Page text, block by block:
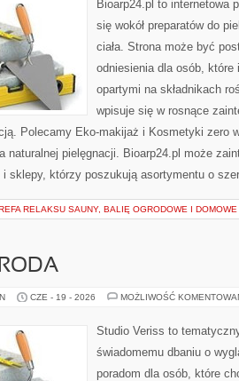
Bioarp24.pl to internetowa
się wokół preparatów do
ciała. Strona może być
odniesienia dla osób,
opartymi na składnikach
wpisuje się w rosnące
Polecamy Eko-makijaż i Kosmetyki zero
naturalnej pielęgnacji. Bioarp24.pl może
i sklepy, którzy poszukują asortymentu o
RELAKSU SAUNY, BALIĘ OGRODOWE I DOMOWE
CZE - 19 - 2026 MOŻLIWOŚĆ
Studio Veriss to
świadomemu dbaniu o
poradom dla osób, które